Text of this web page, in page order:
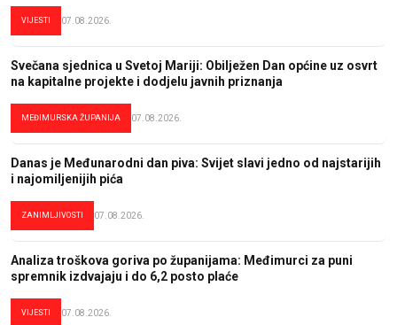
VIJESTI 07.08.2026.
Svečana sjednica u Svetoj Mariji: Obilježen Dan općine uz osvrt
na kapitalne projekte i dodjelu javnih priznanja
MEĐIMURSKA ŽUPANIJA 07.08.2026.
Danas je Međunarodni dan piva: Svijet slavi jedno od najstarijih
i najomiljenijih pića
ZANIMLJIVOSTI 07.08.2026.
Analiza troškova goriva po županijama: Međimurci za puni
spremnik izdvajaju i do 6,2 posto plaće
VIJESTI 07.08.2026.